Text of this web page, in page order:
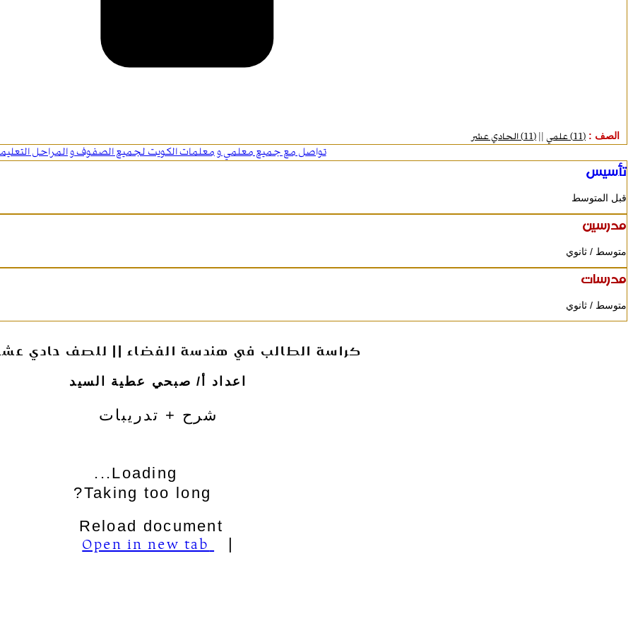
الصف : (11) علمي || (11) الحادي عشر
تواصل مع جميع معلمي و معلمات الكويت لجميع الصفوف و المراحل
تأسيس
قبل المتوسط
مدرسين
متوسط / ثانوي
مدرسات
متوسط / ثانوي
كراسة الطالب في هندسة الفضاء || للصف حادي
اعداد أ/ صبحي عطية السيد
شرح + تدريبات
Loading...
Taking too long?
|
Open in new tab